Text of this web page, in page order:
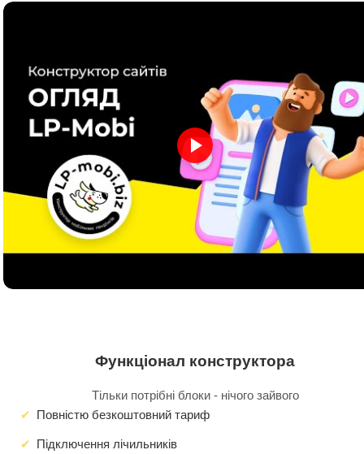
Функціонал конструктора
Тільки потрібні блоки - нічого зайвого
Повністю безкоштовний тариф
Підключення лічильників